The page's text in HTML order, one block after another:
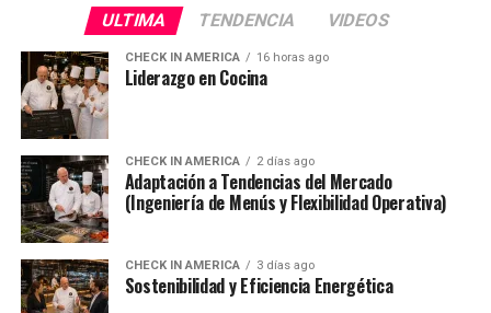
ULTIMA TENDENCIA VIDEOS
CHECK IN AMERICA 16 horas ago
Liderazgo en Cocina
CHECK IN AMERICA 2 días ago
Adaptación a Tendencias del Mercado
(Ingeniería de Menús y Flexibilidad Operativa)
CHECK IN AMERICA 3 días ago
Sostenibilidad y Eficiencia Energética